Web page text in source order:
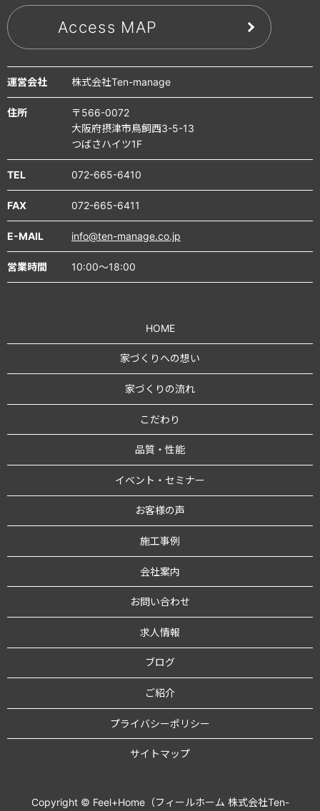
Access MAP
運営会社 株式会社Ten-manage
住所
〒566-0072
大阪府摂津市鳥飼西3-5-13
つばさハイツ1F
TEL 072-665-6410
FAX 072-665-6411
E-MAIL info@ten-manage.co.jp
営業時間 10:00～18:00
HOME
家づくりへの想い
家づくりの流れ
こだわり
品質・性能
イベント・セミナー
お客様の声
施工事例
会社案内
お問い合わせ
求人情報
ブログ
ご紹介
プライバシーポリシー
サイトマップ
Copyright © Feel+Home（フィールホーム 株式会社Ten-